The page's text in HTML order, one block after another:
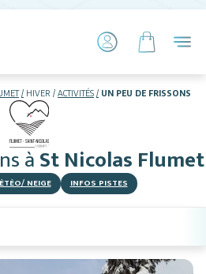
HIVER ACTIVITÉS UN PEU DE FRISSONS
àSt Nicolas Flumet
NEIGE INFOS PISTES